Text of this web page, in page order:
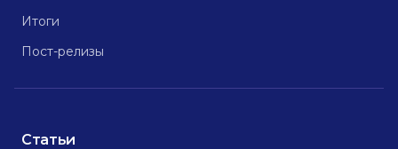
Итоги
Пост-релизы
Статьи